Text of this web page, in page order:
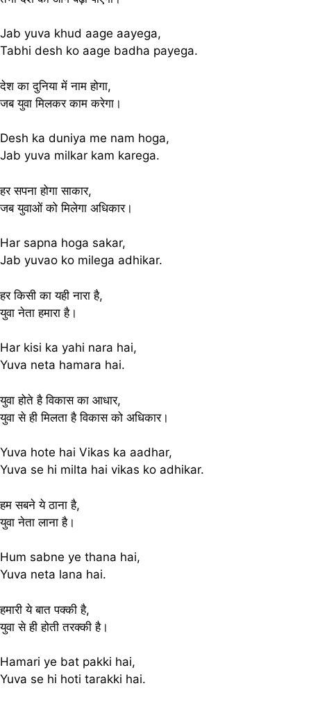
Jab yuva khud aage aayega,
Tabhi desh ko aage badha payega.
देश का दुनिया में नाम होगा,
जब युवा मिलकर काम करेगा।
Desh ka duniya me nam hoga,
Jab yuva milkar kam karega.
हर सपना होगा साकार,
जब युवाओं को मिलेगा अधिकार।
Har sapna hoga sakar,
Jab yuvao ko milega adhikar.
हर किसी का यही नारा है,
युवा नेता हमारा है।
Har kisi ka yahi nara hai,
Yuva neta hamara hai.
युवा होते है विकास का आधार,
युवा से ही मिलता है विकास को अधिकार।
Yuva hote hai Vikas ka aadhar,
Yuva se hi milta hai vikas ko adhikar.
हम सबने ये ठाना है,
युवा नेता लाना है।
Hum sabne ye thana hai,
Yuva neta lana hai.
हमारी ये बात पक्की है,
युवा से ही होती तरक्की है।
Hamari ye bat pakki hai,
Yuva se hi hoti tarakki hai.